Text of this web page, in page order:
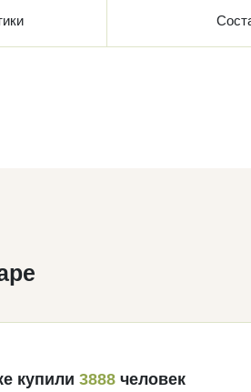
купили3888 человек